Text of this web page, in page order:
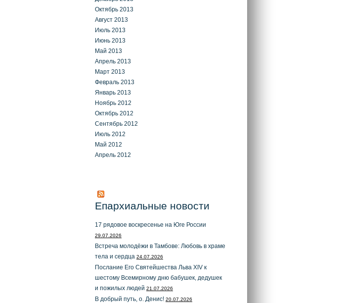
Октябрь 2013
Август 2013
Июль 2013
Июнь 2013
Май 2013
Апрель 2013
Март 2013
Февраль 2013
Январь 2013
Ноябрь 2012
Октябрь 2012
Сентябрь 2012
Июль 2012
Май 2012
Апрель 2012
Епархиальные новости
17 рядовое воскресенье на Юге России
29.07.2026
Встреча молодёжи в Тамбове: Любовь в храме
тела и сердца 24.07.2026
Послание Его Святейшества Льва XIV к
шестому Всемирному дню бабушек, дедушек
и пожилых людей 21.07.2026
В добрый путь, о. Денис! 20.07.2026